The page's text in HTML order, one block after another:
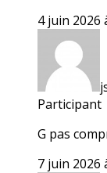
4 juin 2026
Participant
G pas
7 juin 2026